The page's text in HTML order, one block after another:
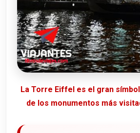
La Torre Eiffel es el gran
de los monumentos más